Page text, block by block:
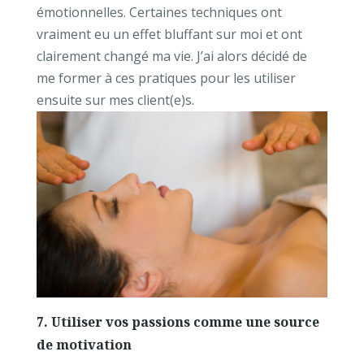
émotionnelles. Certaines techniques ont
vraiment eu un effet bluffant sur moi et ont
clairement changé ma vie. J’ai alors décidé de
me former à ces pratiques pour les utiliser
ensuite sur mes client(e)s.
7. Utiliser vos passions comme une source
de motivation